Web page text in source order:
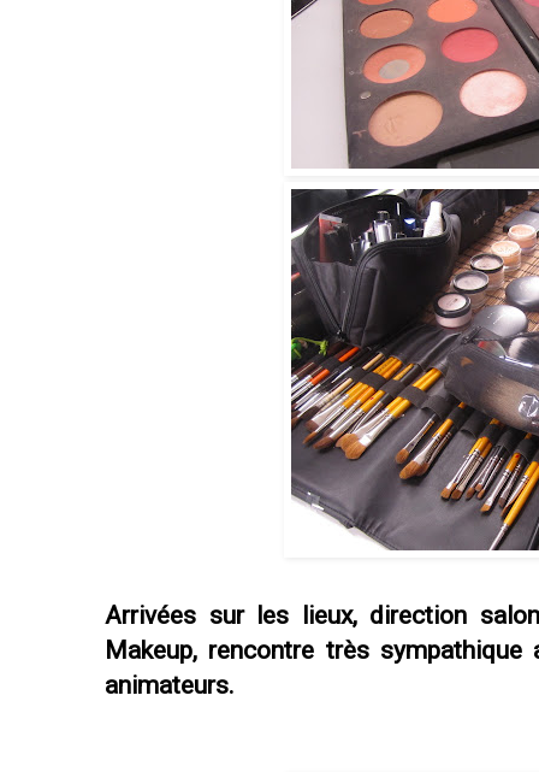
Arrivées sur les lieux, direction
Makeup, rencontre très
animateurs.